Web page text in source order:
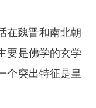
在魏晋和南北朝
要是佛学的玄学
个突出特征是皇